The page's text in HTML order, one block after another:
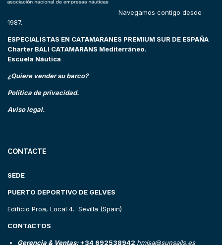
Navegamos contigo desde
1987.
ESPECIALISTAS EN CATAMARANES PREMIUM SUR DE ESPAÑA
Charter BALI CATAMARANS Mediterráneo.
Escuela Náutica
¿Quiere vender su barco?
Política de privacidad.
Aviso legal.
CONTACTE
SEDE
PUERTO DEPORTIVO DE GELVES
Edificio Proa, Local 4. Sevilla (Spain)
CONTACTOS
Gerencia & Ventas:+34 692538942 hmisa@sunsails.es